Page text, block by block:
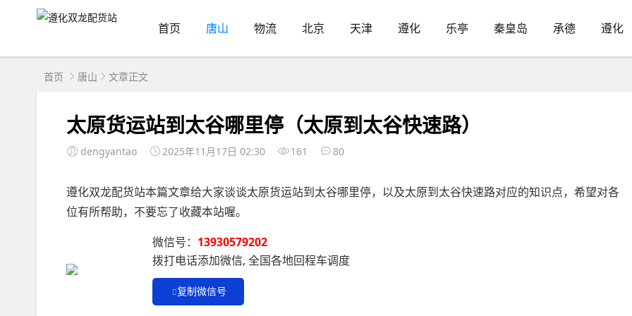
首页 唐山 物流 北京 天津 遵化 乐亭 秦皇岛 承德 遵化
首页 唐山 文章正文
太原货运站到太谷哪里停（太原到太谷快速路）
dengyantao 2025年11月17日 02:30 161 80
遵化双龙配货站本篇文章给大家谈谈太原货运站到太谷哪里停，以及太原到太谷快速路对应的知识点，希望对各
位有所帮助，不要忘了收藏本站喔。
微信号： 13930579202
拨打电话添加微信, 全国各地回程车调度
复制微信号